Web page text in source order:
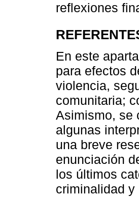
reflexiones
En este
para efectos
violencia,
comunitaria;
Asimismo, se
algunas
una breve
enunciación
los últimos
criminalidad